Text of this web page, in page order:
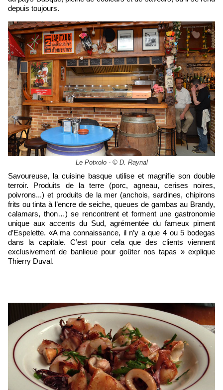
depuis toujours.
Le Potxolo - © D. Raynal
Savoureuse, la cuisine basque utilise et magnifie son double
terroir. Produits de la terre (porc, agneau, cerises noires,
poivrons...) et produits de la mer (anchois, sardines, chipirons
frits ou tinta à l’encre de seiche, queues de gambas au Brandy,
calamars, thon…) se rencontrent et forment une gastronomie
unique aux accents du Sud, agrémentée du fameux piment
d’Espelette. «A ma connaissance, il n’y a que 4 ou 5 bodegas
dans la capitale. C’est pour cela que des clients viennent
exclusivement de banlieue pour goûter nos tapas » explique
Thierry Duval.